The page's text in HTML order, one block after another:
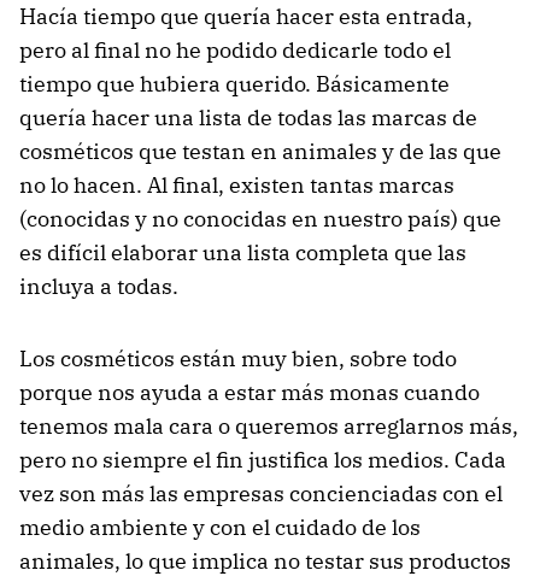
Hacía tiempo que quería hacer esta entrada,
pero al final no he podido dedicarle todo el
tiempo que hubiera querido. Básicamente
quería hacer una lista de todas las marcas de
cosméticos que testan en animales y de las que
no lo hacen. Al final, existen tantas marcas
(conocidas y no conocidas en nuestro país) que
es difícil elaborar una lista completa que las
incluya a todas.
Los cosméticos están muy bien, sobre todo
porque nos ayuda a estar más monas cuando
tenemos mala cara o queremos arreglarnos más,
pero no siempre el fin justifica los medios. Cada
vez son más las empresas concienciadas con el
medio ambiente y con el cuidado de los
animales, lo que implica no testar sus productos